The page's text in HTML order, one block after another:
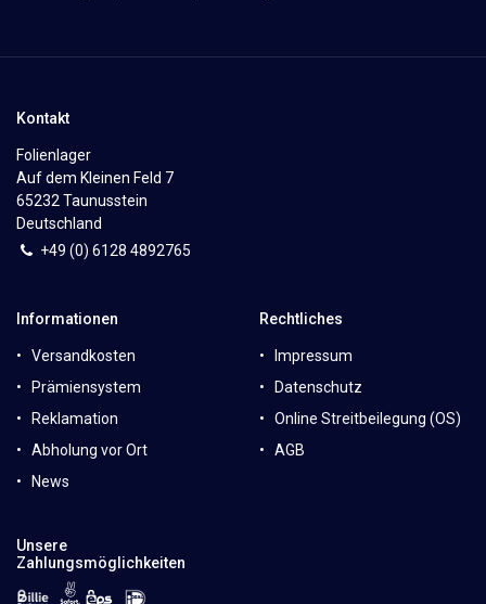
Kontakt
Folienlager
Auf dem Kleinen Feld 7
65232 Taunusstein
Deutschland
+49 (0) 6128 4892765
Informationen
Versandkosten
Prämiensystem
Reklamation
Abholung vor Ort
News
Rechtliches
Impressum
Datenschutz
Online Streitbeilegung (OS)
AGB
Unsere
Zahlungsmöglichkeiten